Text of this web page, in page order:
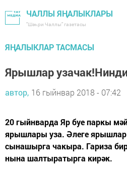
ЧАЛЛЫ ЯҢАЛЫКЛАРЫ
"Шәһри Чаллы" газетасы
ЯҢАЛЫКЛАР ТАСМАСЫ
Ярышлар
автор, 16 гыйнвар 2018 - 07:42
20 гыйн­вар­да Яр буе пар­кы
ярышлары уза. Әлеге
сынашырга чакыра. Га­ри­за
ны­на шал­ты­ра­тыр­га ки­рәк.